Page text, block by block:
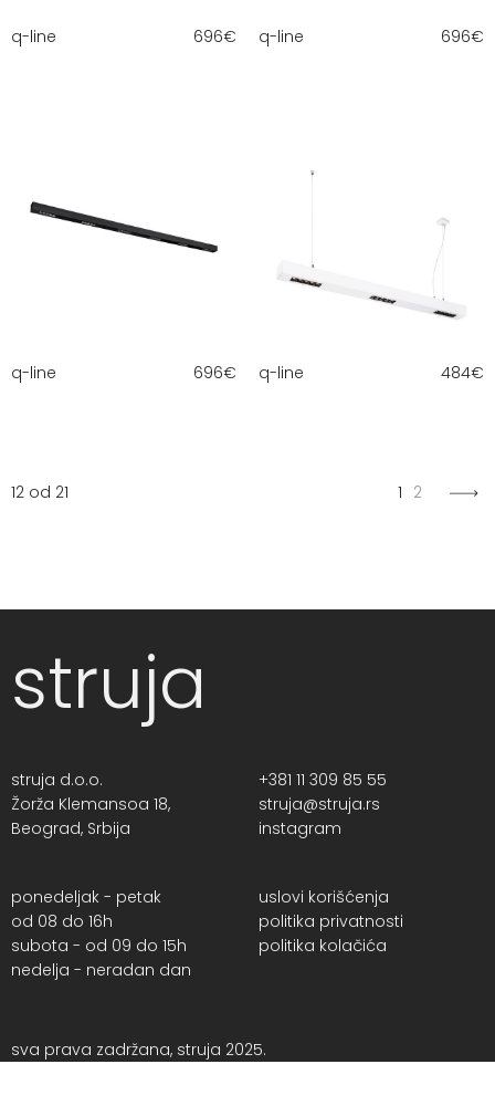
q-line 696€ q-line 696€
q-line 696€ q-line 484€
12 od 21 1 2
struja
struja d.o.o.
Žorža Klemansoa 18,
Beograd, Srbija
+381 11 309 85 55
struja@struja.rs
instagram
ponedeljak - petak
od 08 do 16h
subota - od 09 do 15h
nedelja - neradan dan
uslovi korišćenja
politika privatnosti
politika kolačića
sva prava zadržana, struja 2025.